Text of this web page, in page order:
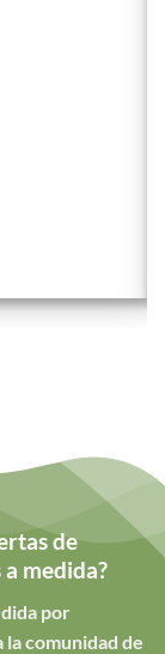
de
medida?
por
comunidad de